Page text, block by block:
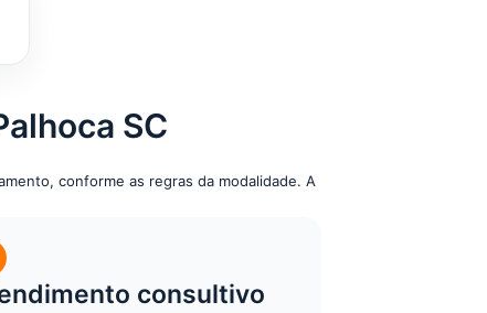
SC
conforme as regras da modalidade. A
consultivo